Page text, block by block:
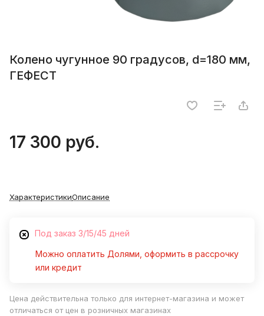
Колено чугунное 90 градусов, d=180 мм,
ГЕФЕСТ
17 300 руб.
ХарактеристикиОписание
Под заказ 3/15/45 дней
Можно оплатить Долями, оформить в рассрочку
или кредит
Цена действительна только для интернет-магазина и может
отличаться от цен в розничных магазинах